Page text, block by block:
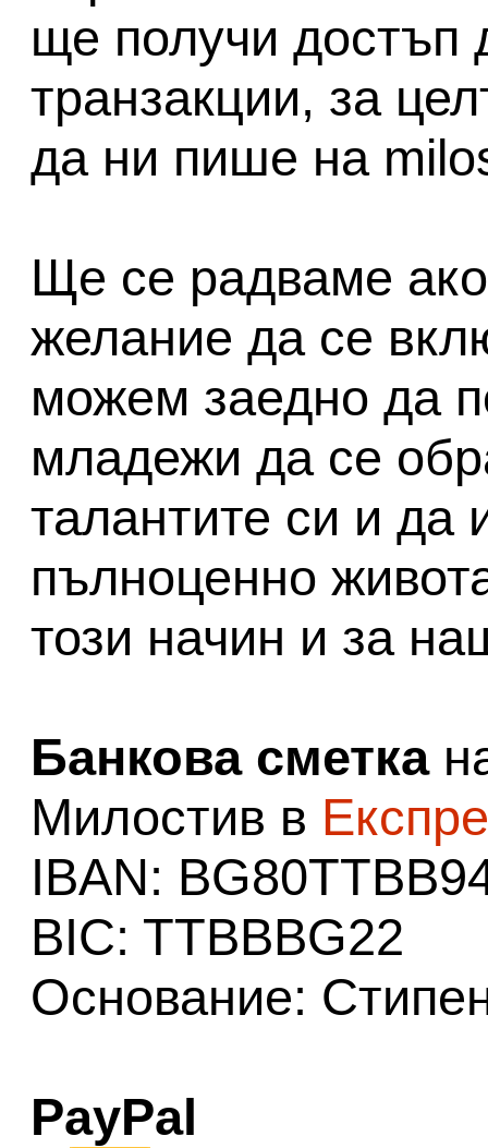
ще получи достъп
транзакции, за
да ни пише на
Ще се радваме
желание да се
можем заедно да
младежи да се
талантите си и да
пълноценно
този начин и за
Банкова сметка
Милостив в
IBAN:
BIC: TTBBBG22
Основание:
PayPal